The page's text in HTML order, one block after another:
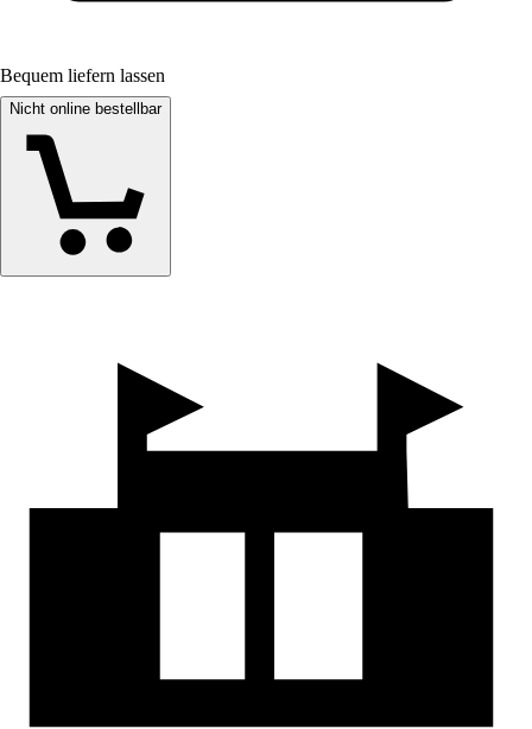
Bequem liefern lassen
Nicht online bestellbar